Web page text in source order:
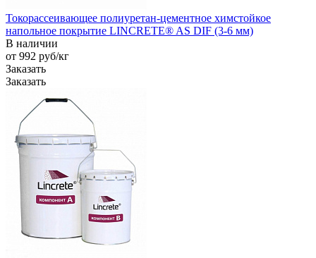
Токорассеивающее полиуретан-цементное химстойкое
напольное покрытие LINCRETE® AS DIF (3-6 мм)
В наличии
от 992 руб/кг
Заказать
Заказать